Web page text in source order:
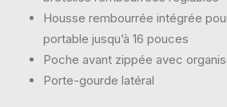
Housse rembourrée intégrée
portable jusqu’à 16 pouces
Poche avant zippée avec
Porte-gourde latéral